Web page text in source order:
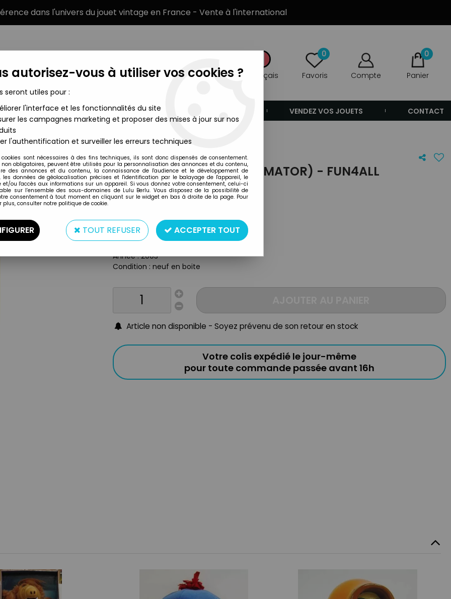
dans l'univers du jouet vintage en France - Vente à l'international
Français
0
Favoris Compte
0
Panier
MARQUES TYPE DE PRODUIT VENDEZ VOS JOUETS CONTACT
Fun 4 All
ROCKY BALBOA (3-D ANIMATOR) - FUN4ALL
REF20984
Matière : plastique
Taille : environ 10cm
Année : 2003
Condition : neuf en boite
Article non disponible - Soyez prévenu de son retour en stock
Votre colis expédié le jour-même
pour toute commande passée avant 16h
autorisez-vous à utiliser vos cookies ?
seront utiles pour :
l'interface et les fonctionnalités du site
les campagnes marketing et proposer des mises à jour sur nos
l'authentification et surveiller les erreurs techniques
cookies sont nécessaires à des fins techniques, ils sont donc dispensés de consentement.
non obligatoires, peuvent être utilisés pour la personnalisation des annonces et du contenu,
des annonces et du contenu, la connaissance de l'audience et le développement de
les données de géolocalisation précises et l'identification par le balayage de l'appareil, le
et/ou l'accès aux informations sur un appareil. Si vous donnez votre consentement, celui-ci
sur l’ensemble des sous-domaines de Lulu Berlu. Vous disposez de la possibilité de
consentement à tout moment en cliquant sur le widget en bas à droite de la page. Pour
plus, consulter notre politique de cookie.
TOUT REFUSER ACCEPTER TOUT